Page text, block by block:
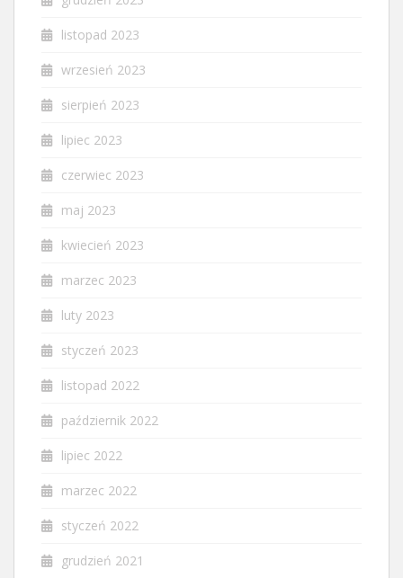
listopad 2023
wrzesień 2023
sierpień 2023
lipiec 2023
czerwiec 2023
maj 2023
kwiecień 2023
marzec 2023
luty 2023
styczeń 2023
listopad 2022
październik 2022
lipiec 2022
marzec 2022
styczeń 2022
grudzień 2021